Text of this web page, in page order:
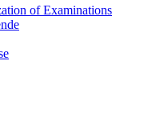
of Examinations